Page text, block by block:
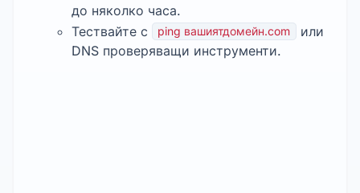
до няколко часа.
Тествайте с
ping вашиятдомейн.com
или
DNS проверяващи инструменти.